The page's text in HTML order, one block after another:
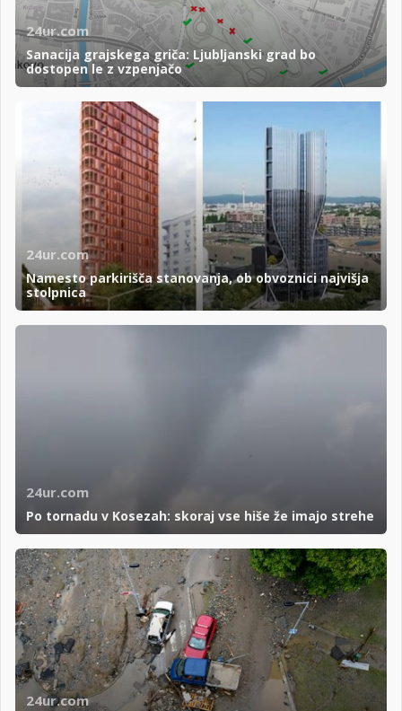
24ur.com
Sanacija grajskega griča: Ljubljanski grad bo
dostopen le z vzpenjačo
24ur.com
Namesto parkirišča stanovanja, ob obvoznici najvišja
stolpnica
24ur.com
Po tornadu v Kosezah: skoraj vse hiše že imajo strehe
24ur.com